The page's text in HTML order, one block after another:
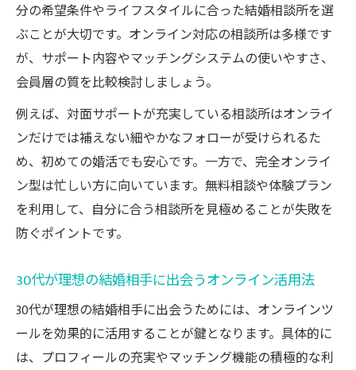
分の希望条件やライフスタイルに合った結婚相談所を選
ぶことが大切です。オンライン対応の相談所は多様です
が、サポート内容やマッチングシステムの使いやすさ、
会員層の質を比較検討しましょう。
例えば、対面サポートが充実している相談所はオンライ
ンだけでは補えない細やかなフォローが受けられるた
め、初めての婚活でも安心です。一方で、完全オンライ
ン型は忙しい方に向いています。無料相談や体験プラン
を利用して、自分に合う相談所を見極めることが失敗を
防ぐポイントです。
30代が理想の結婚相手に出会うオンライン活用法
30代が理想の結婚相手に出会うためには、オンラインツ
ールを効果的に活用することが鍵となります。具体的に
は、プロフィールの充実やマッチング機能の積極的な利